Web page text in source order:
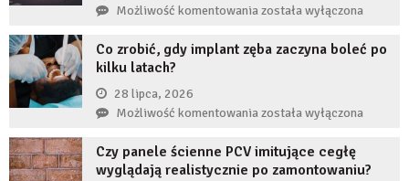
implantem?
przed
komornikiem?
Możliwość komentowaniaJak
wykorzystują
żeby
zwiększyć
wiarygodność
produktu?
została wyłączona
Co zrobić, gdy implant zęba zaczyna boleć po
kilku latach?
28 lipca, 2026
Możliwość komentowaniaCo
gdy
implant
została wyłączona
Czy panele ścienne PCV imitujące cegłę
wyglądają realistycznie po zamontowaniu?